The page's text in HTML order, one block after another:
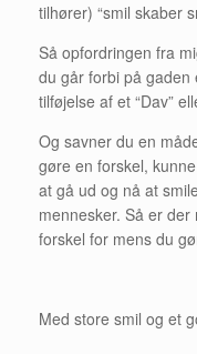
tilhører) “smil skaber
Så opfordringen fra
du går forbi på gaden
tilføjelse af et “Dav”
Og savner du en
gøre en forskel,
at gå ud og nå at
mennesker. Så er
forskel for mens du
Med store smil og et